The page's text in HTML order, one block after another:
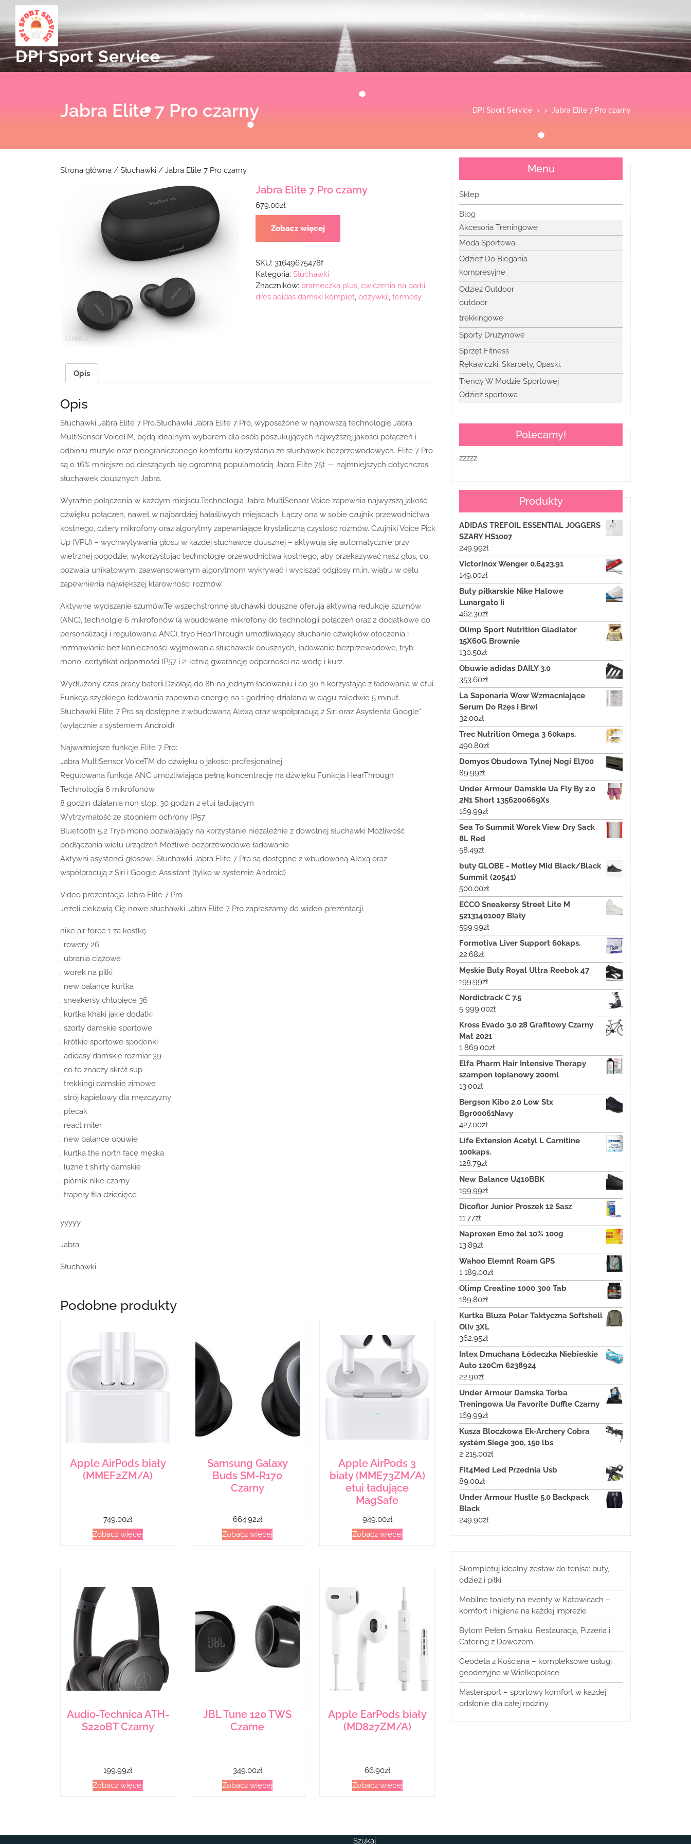
content
DPI Sport Service
Jabra Elite 7 Pro czarny DPI Sport Service > > Jabra Elite 7 Pro czarny
Strona główna / Słuchawki / Jabra Elite 7 Pro czarny
Jabra Elite 7 Pro czarny
679.00zł
Zobacz więcej
SKU: 31649675478f
Kategoria: Słuchawki
Znaczników: brameczka plus, cwiczenia na barki
dres adidas damski komplet, odzywkii termosy
Opis
Opis
Słuchawki Jabra Elite 7 Pro.Słuchawki Jabra Elite 7 Pro, wyposażone w najnowszą technologię Jabra
MultiSensor VoiceTM, będą idealnym wyborem dla osób poszukujących najwyższej jakości połączeń i
odbioru muzyki oraz nieograniczonego komfortu korzystania ze słuchawek bezprzewodowych. Elite 7 Pro
są o 16% mniejsze od cieszących się ogromną popularnością Jabra Elite 75t — najmniejszych dotychczas
słuchawek dousznych Jabra.
Wyraźne połączenia w każdym miejscu.Technologia Jabra MultiSensor Voice zapewnia najwyższą jakość
dźwięku połączeń, nawet w najbardziej hałaśliwych miejscach. Łączy ona w sobie czujnik przewodnictwa
kostnego, cztery mikrofony oraz algorytmy zapewniające krystaliczną czystość rozmów. Czujniki Voice Pick
Up (VPU) – wychwytywania głosu w każdej słuchawce dousznej – aktywują się automatycznie przy
wietrznej pogodzie, wykorzystując technologię przewodnictwa kostnego, aby przekazywać nasz głos, co
pozwala unikatowym, zaawansowanym algorytmom wykrywać i wyciszać odgłosy m.in. wiatru w celu
zapewnienia największej klarowności rozmów.
Aktywne wyciszanie szumów.Te wszechstronne słuchawki douszne oferują aktywną redukcję szumów
(ANC), technolgię 6 mikrofonów (4 wbudowane mikrofony do technologii połączeń oraz 2 dodatkowe do
personalizacji i regulowania ANC), tryb HearThrough umożliwiający słuchanie dźwięków otoczenia i
rozmawianie bez konieczności wyjmowania słuchawek dousznych, ładowanie bezprzewodowe, tryb
mono, certyfikat odporności IP57 i 2-letnią gwarancję odporności na wodę i kurz.
Wydłużony czas pracy baterii.Działają do 8h na jednym ładowaniu i do 30 h korzystając z ładowania w etui.
Funkcja szybkiego ładowania zapewnia energię na 1 godzinę działania w ciągu zaledwie 5 minut.
Słuchawki Elite 7 Pro są dostępne z wbudowaną Alexą oraz współpracują z Siri oraz Asystenta Google*
(wyłącznie z systemem Android).
Najważniejsze funkcje Elite 7 Pro:
Jabra MultiSensor VoiceTM do dźwięku o jakości profesjonalnej
Regulowana funkcja ANC umożliwiająca pełną koncentrację na dźwięku Funkcja HearThrough
Technologia 6 mikrofonów
8 godzin działania non stop, 30 godzin z etui ładującym
Wytrzymałość ze stopniem ochrony IP57
Bluetooth 5.2 Tryb mono pozwalający na korzystanie niezależnie z dowolnej słuchawki Możliwość
podłączania wielu urządzeń Możliwe bezprzewodowe ładowanie
Aktywni asystenci głosowi. Słuchawki Jabra Elite 7 Pro są dostępne z wbudowaną Alexą oraz
współpracują z Siri i Google Assistant (tylko w systemie Android)
Video prezentacja Jabra Elite 7 Pro
Jeżeli ciekawią Cię nowe słuchawki Jabra Elite 7 Pro zapraszamy do wideo prezentacji.
nike air force 1 za kostkę
, rowery 26
, ubrania ciążowe
, worek na pilki
, new balance kurtka
, sneakersy chłopięce 36
, kurtka khaki jakie dodatki
, szorty damskie sportowe
, krótkie sportowe spodenki
, adidasy damskie rozmiar 39
, co to znaczy skrót sup
, trekkingi damskie zimowe
, strój kąpielowy dla mężczyzny
, plecak
, react miler
, new balance obuwie
, kurtka the north face męska
, luzne t shirty damskie
, piórnik nike czarny
, trapery fila dziecięce
yyyyy
Jabra
Słuchawki
Podobne produkty
Apple AirPods biały
(MMEF2ZM/A)
749.00zł
Zobacz więcej
Samsung Galaxy
Buds SM-R170
Czarny
664.92zł
Zobacz więcej
Apple AirPods 3
biały (MME73ZM/A)
etui ładujące
MagSafe
949.00zł
Zobacz więcej
Audio-Technica ATH-
S220BT Czarny
199.99zł
Zobacz więcej
JBL Tune 120 TWS
Czarne
349.00zł
Zobacz więcej
Apple EarPods biały
(MD827ZM/A)
66.90zł
Zobacz więcej
Menu
Sklep
Blog
Akcesoria Treningowe
Moda Sportowa
Odzież Do Biegania
kompresyjne
Odzież Outdoor
outdoor
trekkingowe
Sporty Drużynowe
Sprzęt Fitness
Rękawiczki, Skarpety, Opaski.
Trendy W Modzie Sportowej
Odzież sportowa
Polecamy!
zzzzz
Produkty
ADIDAS TREFOIL ESSENTIAL JOGGERS
SZARY HS1007
249.99zł
Victorinox Wenger 0.6423.91
149.00zł
Buty piłkarskie Nike Halowe
Lunargato Ii
462.30zł
Olimp Sport Nutrition Gladiator
15X60G Brownie
130.50zł
Obuwie adidas DAILY 3.0
353.60zł
La Saponaria Wow Wzmacniające
Serum Do Rzęs I Brwi
32.00zł
Trec Nutrition Omega 3 60kaps.
490.80zł
Domyos Obudowa Tylnej Nogi El700
89.99zł
Under Armour Damskie Ua Fly By 2.0
2N1 Short 1356200669Xs
169.99zł
Sea To Summit Worek View Dry Sack
8L Red
58.49zł
buty GLOBE - Motley Mid Black/Black
Summit (20541)
500.00zł
ECCO Sneakersy Street Lite M
52131401007 Biały
599.99zł
Formotiva Liver Support 60kaps.
22.68zł
Męskie Buty Royal Ultra Reebok 47
199.99zł
Nordictrack C 7.5
5 999.00zł
Kross Evado 3.0 28 Grafitowy Czarny
Mat 2021
1 869.00zł
Elfa Pharm Hair Intensive Therapy
szampon łopianowy 200ml
13.00zł
Bergson Kibo 2.0 Low Stx
Bgr00061Navy
427.00zł
Life Extension Acetyl L Carnitine
100kaps.
128.79zł
New Balance U410BBK
199.99zł
Dicoflor Junior Proszek 12 Sasz
11.77zł
Naproxen Emo żel 10% 100g
13.89zł
Wahoo Elemnt Roam GPS
1 189.00zł
Olimp Creatine 1000 300 Tab
189.80zł
Kurtka Bluza Polar Taktyczna Softshell
Oliv 3XL
362.95zł
Intex Dmuchana Łódeczka Niebieskie
Auto 120Cm 6238924
22.90zł
Under Armour Damska Torba
Treningowa Ua Favorite Duffle Czarny
169.99zł
Kusza Bloczkowa Ek-Archery Cobra
systém Siege 300, 150 lbs
2 215.00zł
Fit4Med Led Przednia Usb
89.00zł
Under Armour Hustle 5.0 Backpack
Black
249.90zł
Skompletuj idealny zestaw do tenisa: buty,
odzież i piłki
Mobilne toalety na eventy w Katowicach –
komfort i higiena na każdej imprezie
Bytom Pełen Smaku: Restauracja, Pizzeria i
Catering z Dowozem
Geodeta z Kościana – kompleksowe usługi
geodezyjne w Wielkopolsce
Mastersport – sportowy komfort w każdej
odsłonie dla całej rodziny
Szukaj